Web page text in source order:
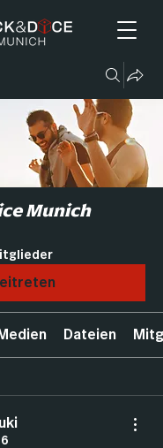
Munich
Medien Dateien